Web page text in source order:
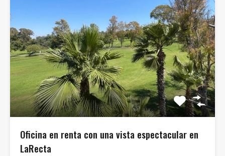
Oficina en renta con una vista espectacular en
LaRecta